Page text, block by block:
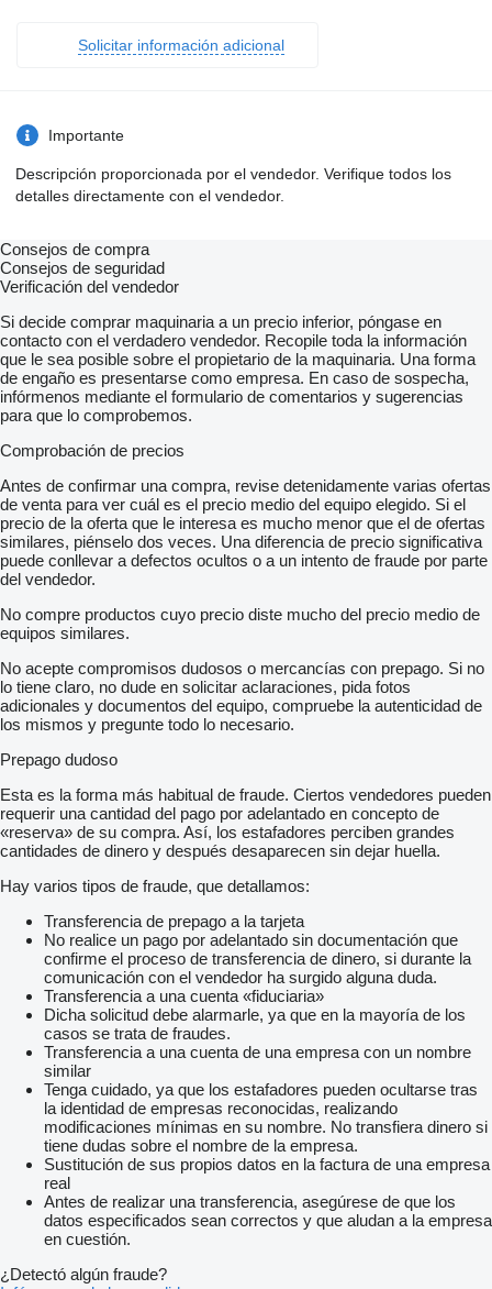
Solicitar información adicional
Importante
Descripción proporcionada por el vendedor. Verifique todos los
detalles directamente con el vendedor.
Consejos de compra
Consejos de seguridad
Verificación del vendedor
Si decide comprar maquinaria a un precio inferior, póngase en
contacto con el verdadero vendedor. Recopile toda la información
que le sea posible sobre el propietario de la maquinaria. Una forma
de engaño es presentarse como empresa. En caso de sospecha,
infórmenos mediante el formulario de comentarios y sugerencias
para que lo comprobemos.
Comprobación de precios
Antes de confirmar una compra, revise detenidamente varias ofertas
de venta para ver cuál es el precio medio del equipo elegido. Si el
precio de la oferta que le interesa es mucho menor que el de ofertas
similares, piénselo dos veces. Una diferencia de precio significativa
puede conllevar a defectos ocultos o a un intento de fraude por parte
del vendedor.
No compre productos cuyo precio diste mucho del precio medio de
equipos similares.
No acepte compromisos dudosos o mercancías con prepago. Si no
lo tiene claro, no dude en solicitar aclaraciones, pida fotos
adicionales y documentos del equipo, compruebe la autenticidad de
los mismos y pregunte todo lo necesario.
Prepago dudoso
Esta es la forma más habitual de fraude. Ciertos vendedores pueden
requerir una cantidad del pago por adelantado en concepto de
«reserva» de su compra. Así, los estafadores perciben grandes
cantidades de dinero y después desaparecen sin dejar huella.
Hay varios tipos de fraude, que detallamos:
Transferencia de prepago a la tarjeta
No realice un pago por adelantado sin documentación que
confirme el proceso de transferencia de dinero, si durante la
comunicación con el vendedor ha surgido alguna duda.
Transferencia a una cuenta «fiduciaria»
Dicha solicitud debe alarmarle, ya que en la mayoría de los
casos se trata de fraudes.
Transferencia a una cuenta de una empresa con un nombre
similar
Tenga cuidado, ya que los estafadores pueden ocultarse tras
la identidad de empresas reconocidas, realizando
modificaciones mínimas en su nombre. No transfiera dinero si
tiene dudas sobre el nombre de la empresa.
Sustitución de sus propios datos en la factura de una empresa
real
Antes de realizar una transferencia, asegúrese de que los
datos especificados sean correctos y que aludan a la empresa
en cuestión.
¿Detectó algún fraude?